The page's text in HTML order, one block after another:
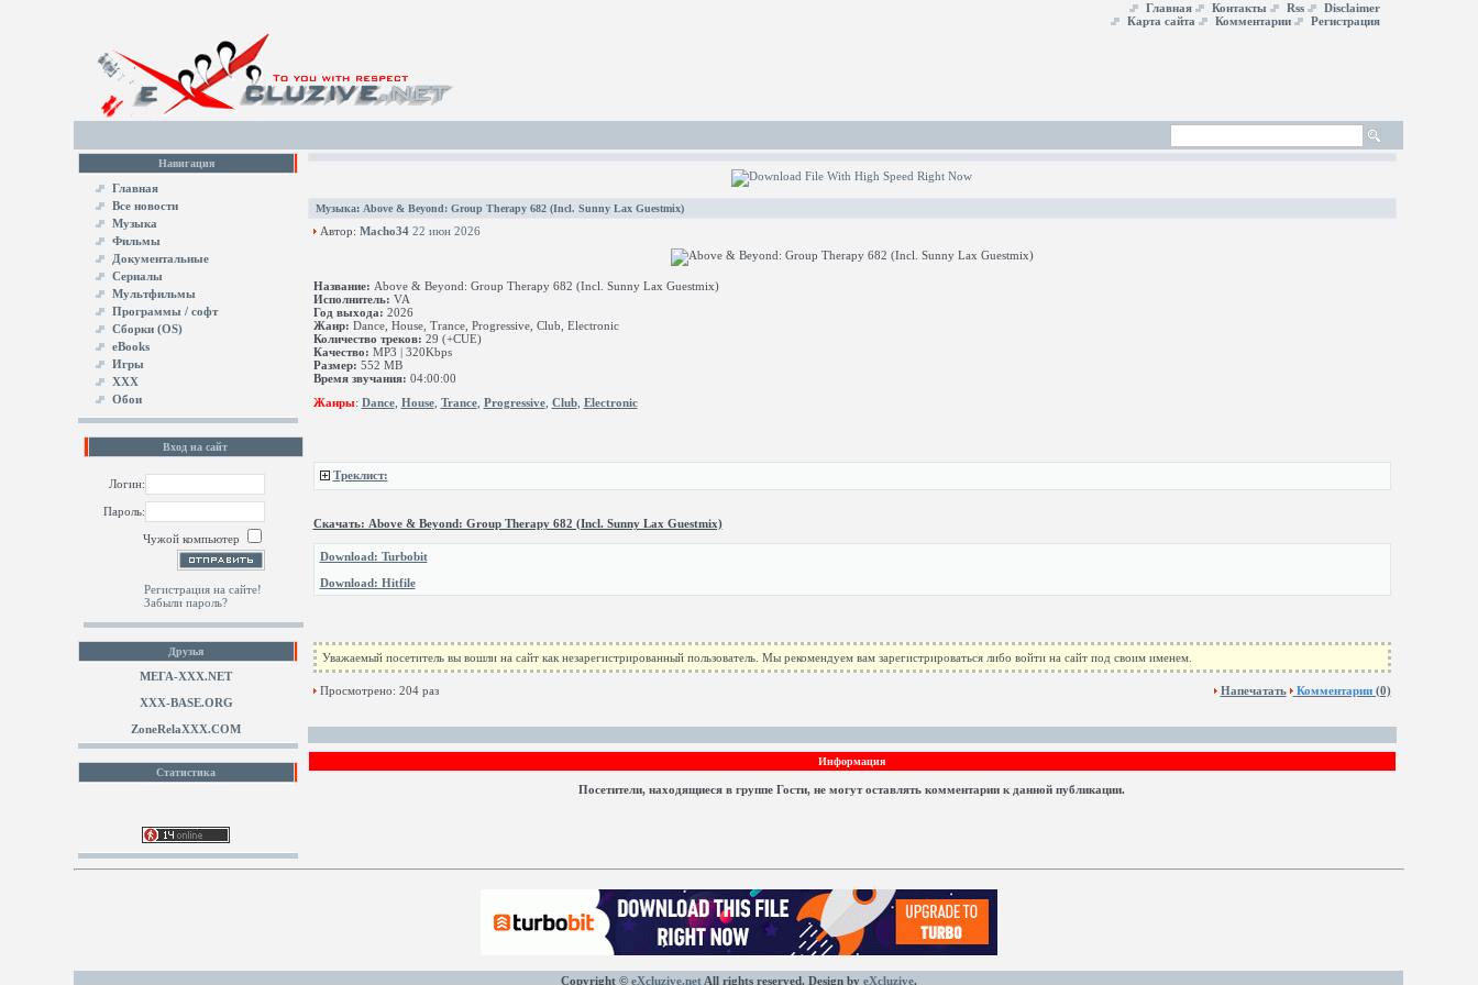
Главная Контакты Rss
Disclaimer
Карта сайта
Комментарии Регистрация
Навигация
Главная
Все новости
Музыка
Фильмы
Документальные
Сериалы
Мультфильмы
Программы / софт
Сборки (OS)
eBooks
Игры
XXX
Обои
Вход на сайт
Логин:
Пароль:
Чужой компьютер
Регистрация на сайте!
Забыли пароль?
Друзья
МЕГА-ХХХ.NET
XXX-BASE.ORG
ZoneRelaXXX.COM
Статистика
Музыка: Above & Beyond: Group Therapy 682 (Incl. Sunny Lax Guestmix)
Автор: Macho34 22 июн 2026
Название: Above & Beyond: Group Therapy 682 (Incl. Sunny Lax Guestmix)
Исполнитель: VA
Год выхода: 2026
Жанр: Dance, House, Trance, Progressive, Club, Electronic
Количество треков: 29 (+CUE)
Качество: MP3 | 320Kbps
Размер: 552 MB
Время звучания: 04:00:00
Жанры: Dance, House, Trance, Progressive, Club, Electronic
Треклист:
Скачать: Above & Beyond: Group Therapy 682 (Incl. Sunny Lax Guestmix)
Download: Turbobit
Download: Hitfile
Уважаемый посетитель вы вошли на сайт как незарегистрированный пользователь. Мы рекомендуем вам зарегистрироваться либо войти на сайт под своим именем.
Просмотрено: 204 раз Напечатать Комментарии(0)
Информация
Посетители, находящиеся в группе Гости, не могут оставлять комментарии к данной публикации.
Copyright © eXcluzive.netAll rights reserved. Design by eXcluzive.